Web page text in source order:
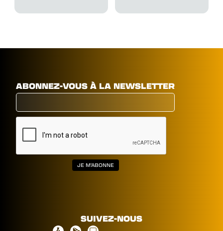
ABONNEZ-VOUS À LA NEWSLETTER
SUIVEZ-NOUS